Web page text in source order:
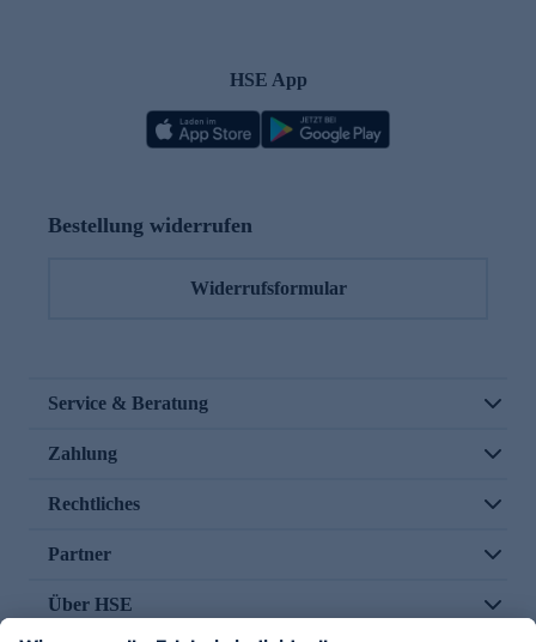
HSE App
Bestellung widerrufen
Widerrufsformular
Service & Beratung
Zahlung
Rechtliches
Partner
Über HSE